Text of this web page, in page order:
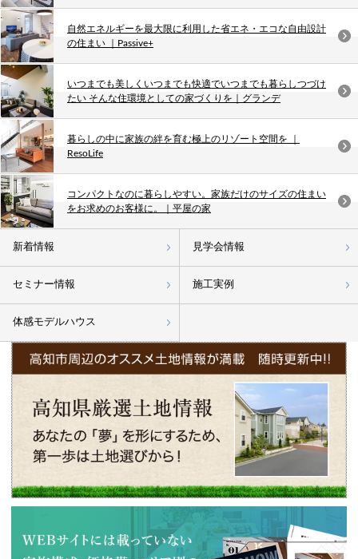
自然エネルギーを最大限に利用した省エネ・エコな自由設計
の住まい ｜Passive+
いつまでも美しくいつまでも快適でいつまでも暮らしつづけ
たい そんな住環境としての家づくりを｜グランデ
暮らしの中に家族の絆を育む極上のリゾート空間を ｜
ResoLife
コンパクトなのに暮らしやすい。家族だけのサイズの住まい
をお求めのお客様に。｜平屋の家
新着情報 見学会情報
セミナー情報 施工実例
体感モデルハウス